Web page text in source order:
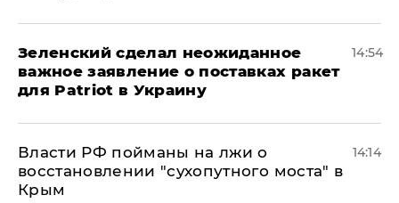
Зеленский сделал неожиданное
важное заявление о поставках ракет
для Patriot в Украину
14:54
Власти РФ пойманы на лжи о
восстановлении "сухопутного моста" в
Крым
14:14